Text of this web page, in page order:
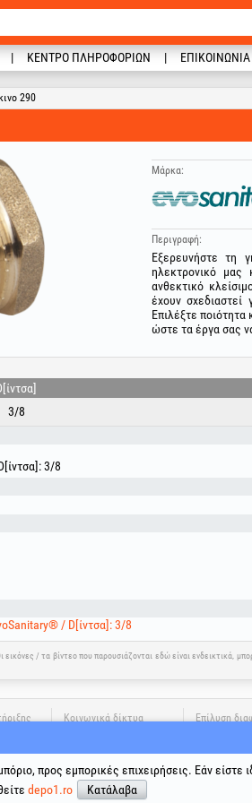
ΚΈΝΤΡΟ ΠΛΗΡΟΦΟΡΙΏΝ ΕΠΙΚΟΙΝΩΝΊΑ
290
Μάρκα:
Περιγραφή:
Εξερευνήστε τη
ηλεκτρονικό μας
ανθεκτικό
έχουν
Επιλέξτε ποιότητα
ώστε τα έργα σας
3/8
3/8
/ D[ίντσα]: 3/8
εικόνες / τα βίντεο που παρουσιάζονται εδώ είναι ενδεικτικά,
Κοινωνικά δίκτυα Επίλυση
προς εμπορικές επιχειρήσεις. Εάν
depo1.ro Κατάλαβα